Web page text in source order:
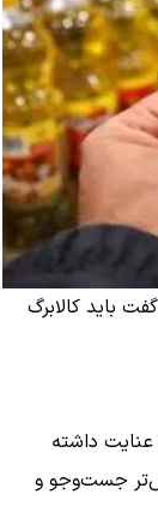
باید کالابرگ
داشته
جست‌وجو و